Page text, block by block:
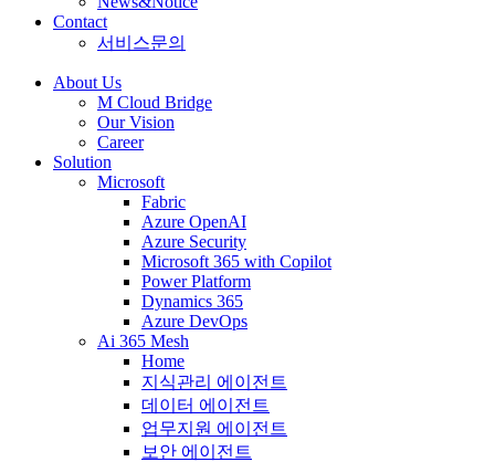
Contact
서비스문의
About Us
M Cloud Bridge
Our Vision
Career
Solution
Microsoft
Fabric
Azure OpenAI
Azure Security
Microsoft 365 with Copilot
Power Platform
Dynamics 365
Azure DevOps
Ai 365 Mesh
Home
지식관리 에이전트
데이터 에이전트
업무지원 에이전트
보안 에이전트